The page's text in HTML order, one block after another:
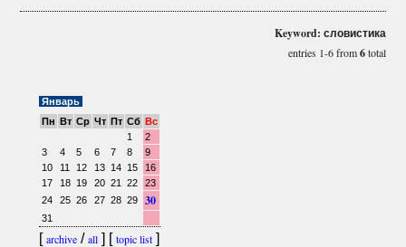
Keyword: словистика
entries 1-6 from6total
Январь
Пн Вт Ср Чт Пт Сб Вс
1
2
3
4 5 6 7 8
9
10
11 12 13 14 15
16
17
18 19 20 21 22
23
24
25 26 27 28 29 30
31
[archive/all] [topic list]